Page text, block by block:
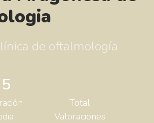
de oftalmología
Total
Valoraciones